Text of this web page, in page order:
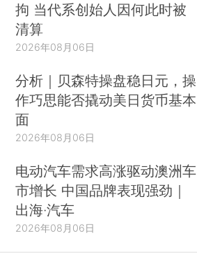
拘 当代系创始人因何此时被
清算
2026年08月06日
分析｜贝森特操盘稳日元，操
作巧思能否撬动美日货币基本
面
2026年08月06日
电动汽车需求高涨驱动澳洲车
市增长 中国品牌表现强劲｜
出海·汽车
2026年08月06日